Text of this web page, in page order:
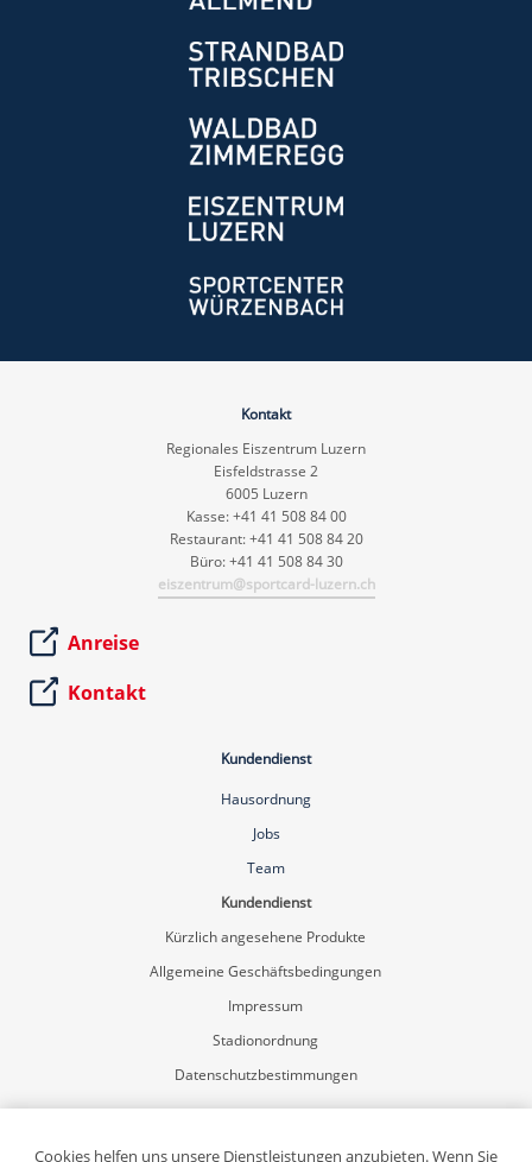
Kontakt
Regionales Eiszentrum Luzern
Eisfeldstrasse 2
6005 Luzern
Kasse: +41 41 508 84 00
Restaurant: +41 41 508 84 20
Büro: +41 41 508 84 30
eiszentrum@sportcard-luzern.ch
Anreise
Kontakt
Kundendienst
Hausordnung
Jobs
Team
Kundendienst
Kürzlich angesehene Produkte
Allgemeine Geschäftsbedingungen
Impressum
Stadionordnung
Datenschutzbestimmungen
Mein Konto
Registrierung
Cookies helfen uns unsere Dienstleistungen anzubieten. Wenn Sie